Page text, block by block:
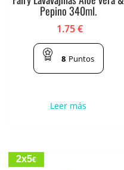
Pepino 340ml.
1.75€
8 Puntos
Leer más
2x5€